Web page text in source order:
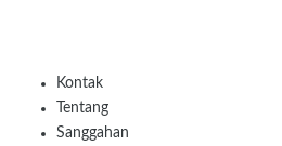
Kontak
Tentang
Sanggahan